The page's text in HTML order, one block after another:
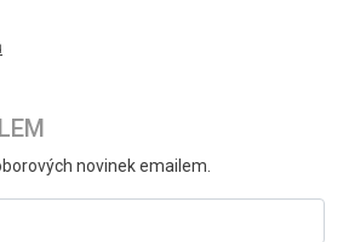
novinek emailem.